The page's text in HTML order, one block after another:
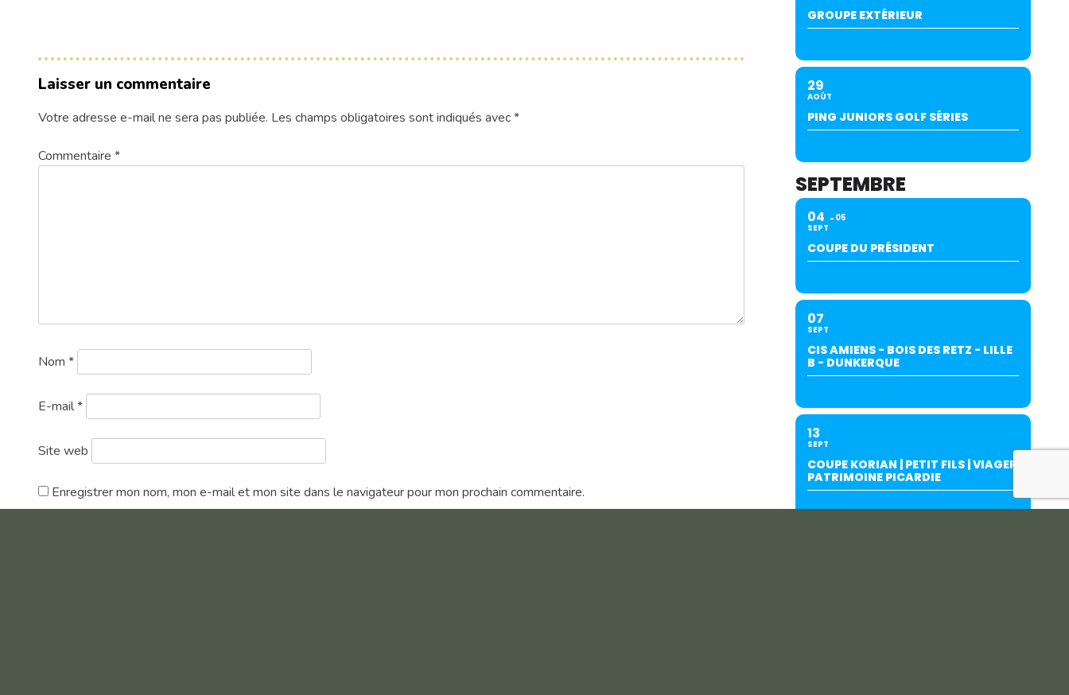
Laisser un commentaire
Votre adresse e-mail ne sera pas publiée. Les champs obligatoires sont indiqués avec*
Commentaire *
Nom *
E-mail*
Site web
Enregistrer mon nom, mon e-mail et mon site dans le navigateur pour mon prochain commentaire.
GROUPE EXTÉRIEUR
29
AOÛT
PING JUNIORS GOLF SÉRIES
SEPTEMBRE
04
SEPT
05
COUPE DU PRÉSIDENT
07
SEPT
CIS AMIENS - BOIS DES RETZ - LILLE
B - DUNKERQUE
13
SEPT
COUPE KORIAN | PETIT FILS | VIAGER
PATRIMOINE PICARDIE